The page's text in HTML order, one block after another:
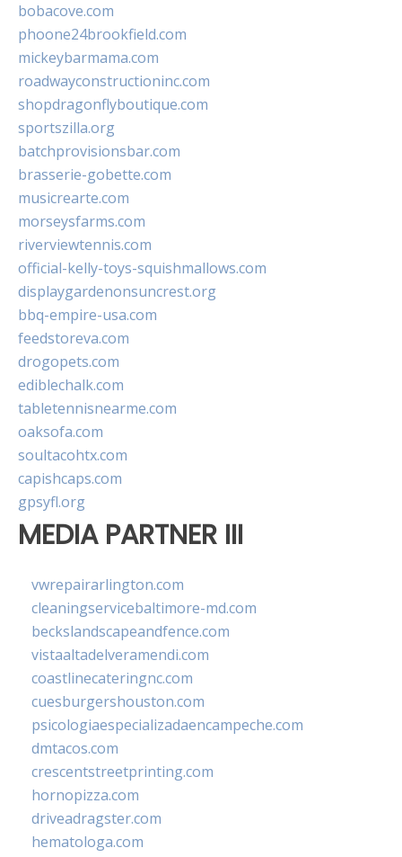
bobacove.com
phoone24brookfield.com
mickeybarmama.com
roadwayconstructioninc.com
shopdragonflyboutique.com
sportszilla.org
batchprovisionsbar.com
brasserie-gobette.com
musicrearte.com
morseysfarms.com
riverviewtennis.com
official-kelly-toys-squishmallows.com
displaygardenonsuncrest.org
bbq-empire-usa.com
feedstoreva.com
drogopets.com
ediblechalk.com
tabletennisnearme.com
oaksofa.com
soultacohtx.com
capishcaps.com
gpsyfl.org
MEDIA PARTNER III
vwrepairarlington.com
cleaningservicebaltimore-md.com
beckslandscapeandfence.com
vistaaltadelveramendi.com
coastlinecateringnc.com
cuesburgershouston.com
psicologiaespecializadaencampeche.com
dmtacos.com
crescentstreetprinting.com
hornopizza.com
driveadragster.com
hematologa.com